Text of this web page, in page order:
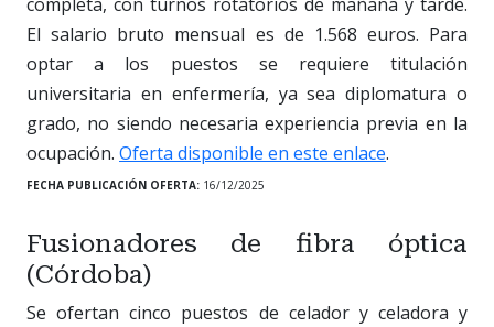
El salario bruto mensual es de 1.568 euros. Para
optar a los puestos se requiere titulación
universitaria en enfermería, ya sea diplomatura o
grado, no siendo necesaria experiencia previa en la
ocupación. Oferta disponible en este enlace.
FECHA PUBLICACIÓN OFERTA: 16/12/2025
Fusionadores de fibra óptica
(Córdoba)
Se ofertan cinco puestos de celador y celadora y